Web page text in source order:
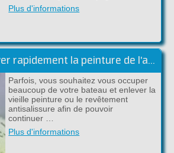
Plus d'informations
Comment enlever rapidement la peinture de l'acier ou du polyester?
Parfois, vous souhaitez vous occuper
beaucoup de votre bateau et enlever la
vieille peinture ou le revêtement
antisalissure afin de pouvoir
continuer …
Plus d'informations